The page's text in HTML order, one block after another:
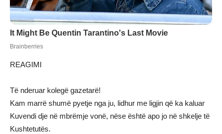
REAGIMI
Të nderuar kolegë gazetarë!
Kam marrë shumë pyetje nga ju, lidhur me ligjin që ka kaluar
Kuvendi dje në mbrëmje vonë, nëse është apo jo në shkelje të
Kushtetutës.